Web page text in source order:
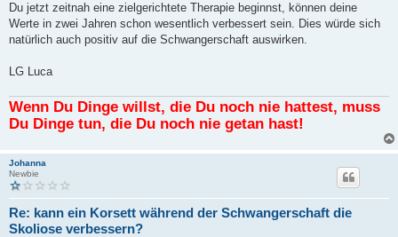
Du jetzt zeitnah eine zielgerichtete Therapie beginnst, können deine
Werte in zwei Jahren schon wesentlich verbessert sein. Dies würde sich
natürlich auch positiv auf die Schwangerschaft auswirken.
LG Luca
Wenn Du Dinge willst, die Du noch nie hattest, muss
Du Dinge tun, die Du noch nie getan hast!
Johanna
Newbie
Re: kann ein Korsett während der Schwangerschaft die
Skoliose verbessern?